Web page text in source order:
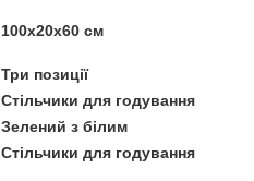
100х20х60 см
Три позиції
Стільчики для годування
Зелений з білим
Стільчики для годування